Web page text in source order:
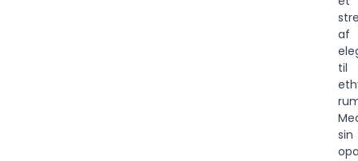
af
til
sin